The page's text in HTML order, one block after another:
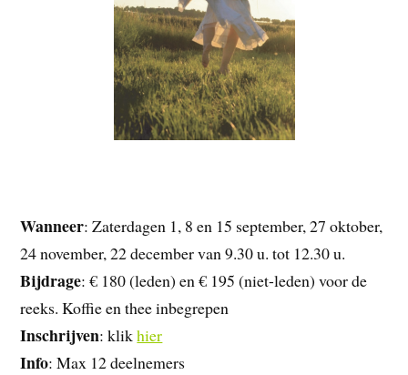
Wanneer: Zaterdagen 1, 8 en 15 september, 27 oktober,
24 november, 22 december van 9.30 u. tot 12.30 u.
Bijdrage: € 180 (leden) en € 195 (niet-leden) voor de
reeks. Koffie en thee inbegrepen
Inschrijven: klikhier
Info: Max 12 deelnemers